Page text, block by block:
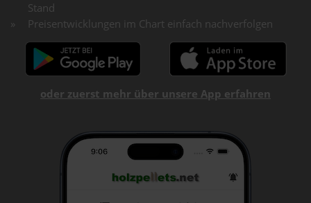
Stand
Preisentwicklungen im Chart einfach nachverfolgen
oder zuerst mehr über unsere App erfahren